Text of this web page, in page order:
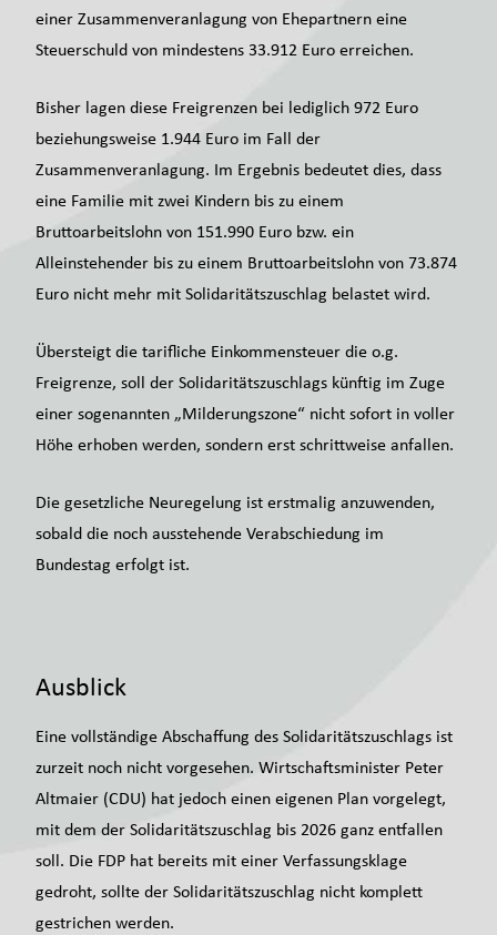
einer Zusammenveranlagung von Ehepartnern eine
Steuerschuld von mindestens 33.912 Euro erreichen.
Bisher lagen diese Freigrenzen bei lediglich 972 Euro
beziehungsweise 1.944 Euro im Fall der
Zusammenveranlagung. Im Ergebnis bedeutet dies, dass
eine Familie mit zwei Kindern bis zu einem
Bruttoarbeitslohn von 151.990 Euro bzw. ein
Alleinstehender bis zu einem Bruttoarbeitslohn von 73.874
Euro nicht mehr mit Solidaritätszuschlag belastet wird.
Übersteigt die tarifliche Einkommensteuer die o.g.
Freigrenze, soll der Solidaritätszuschlags künftig im Zuge
einer sogenannten „Milderungszone“ nicht sofort in voller
Höhe erhoben werden, sondern erst schrittweise anfallen.
Die gesetzliche Neuregelung ist erstmalig anzuwenden,
sobald die noch ausstehende Verabschiedung im
Bundestag erfolgt ist.
Ausblick
Eine vollständige Abschaffung des Solidaritätszuschlags ist
zurzeit noch nicht vorgesehen. Wirtschaftsminister Peter
Altmaier (CDU) hat jedoch einen eigenen Plan vorgelegt,
mit dem der Solidaritätszuschlag bis 2026 ganz entfallen
soll. Die FDP hat bereits mit einer Verfassungsklage
gedroht, sollte der Solidaritätszuschlag nicht komplett
gestrichen werden.